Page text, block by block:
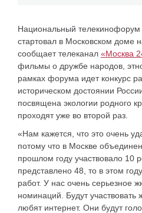
Национальный
стартовал в Московском доме
сообщает телеканал «Москва
фильмы о дружбе народов,
рамках форума идет конкурс
историческом достоянии
посвящена экологии родного
проходят уже во второй раз.
«Нам кажется, что это очень
потому что в Москве
прошлом году участвовало 10
представлено 48, то в этом
работ. У нас очень серьезное
номинаций. Будут
любят интернет. Они будут